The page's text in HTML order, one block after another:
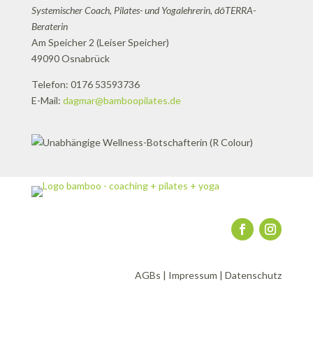
Systemischer Coach, Pilates- und Yogalehrerin, dōTERRA-
Beraterin
Am Speicher 2 (Leiser Speicher)
49090 Osnabrück
Telefon: 0176 53593736
E-Mail: dagmar@bamboopilates.de
AGBs | Impressum |Datenschutz